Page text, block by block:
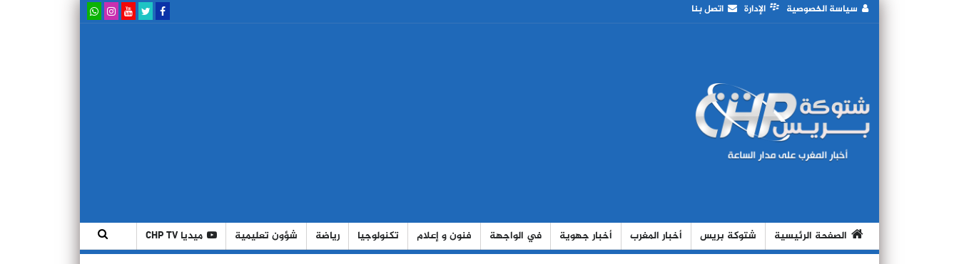
سياسة الخصوصية الإدارة اتصل بنا
الصفحة الرئيسية شتوكة بريس أخبار المغرب أخبار جهوية في الواجهة فنون و إعلام تكنولوجيا رياضة شؤون تعليمية ميديا CHP TV